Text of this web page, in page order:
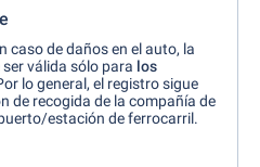
caso de daños en el auto, la
ser válida sólo para los
lo general, el registro sigue
de recogida de la compañía de
estación de ferrocarril.